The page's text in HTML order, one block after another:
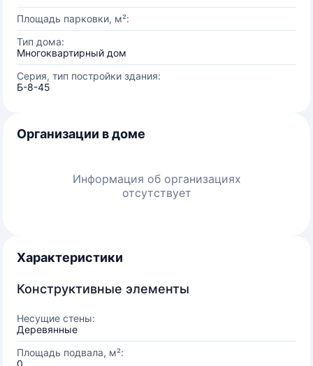
Площадь парковки, м²:
Тип дома:
Многоквартирный дом
Серия, тип постройки здания:
Б-8-45
Организации в доме
Информация об организациях
отсутствует
Характеристики
Конструктивные элементы
Несущие стены:
Деревянные
Площадь подвала, м²:
0